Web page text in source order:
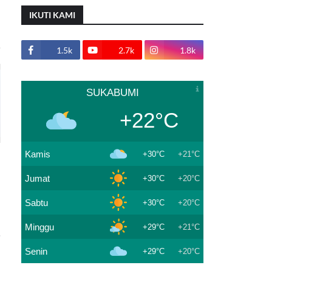
IKUTI KAMI
1.5k 2.7k 1.8k
SUKABUMI
+22°C
Kamis +30°C +21°C
Jumat +30°C +20°C
Sabtu +30°C +20°C
Minggu +29°C +21°C
Senin +29°C +20°C